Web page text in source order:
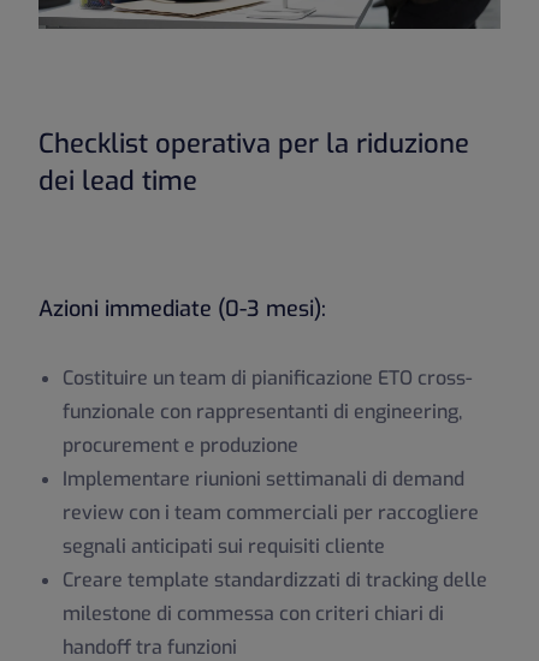
Checklist operativa per la riduzione
dei lead time
Azioni immediate (0-3 mesi):
Costituire un team di pianificazione ETO cross-
funzionale con rappresentanti di engineering,
procurement e produzione
Implementare riunioni settimanali di demand
review con i team commerciali per raccogliere
segnali anticipati sui requisiti cliente
Creare template standardizzati di tracking delle
milestone di commessa con criteri chiari di
handoff tra funzioni